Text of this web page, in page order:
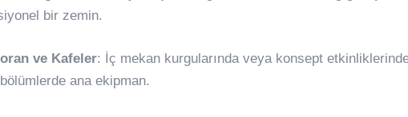
bir zemin.
ve Kafeler: İç mekan kurgularında veya konsept
ana ekipman.